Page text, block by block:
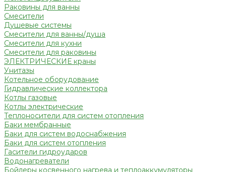
Раковины для ванны
Смесители
Душевые системы
Смесители для ванны/душа
Смесители для кухни
Смесители для раковины
ЭЛЕКТРИЧЕСКИЕ краны
Унитазы
Котельное оборудование
Гидравлические коллектора
Котлы газовые
Котлы электрические
Теплоносители для систем отопления
Баки мембранные
Баки для систем водоснабжения
Баки для систем отопления
Гасители гидроударов
Водонагреватели
Бойлеры косвенного нагрева и теплоаккумуляторы